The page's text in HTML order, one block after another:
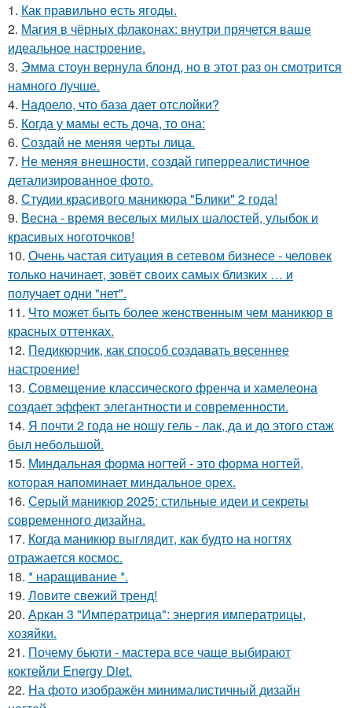
1. Как правильно eсть ягоды.
2. Магия в чёрных флаконах: внутри прячется ваше
идеальное настроение.
3. Эмма стоун вернула блонд, но в этот раз он смотрится
намного лучше.
4. Надоело, что база дает отслойки?
5. Когда у мамы есть доча, то она:
6. Создай не меняя черты лица.
7. Не меняя внешности, создай гиперреалистичное
детализированное фото.
8. Студии красивого маникюра "Блики" 2 года!
9. Весна - время веселых милых шалостей, улыбок и
красивых ноготочков!
10. Очень частая ситуация в сетевом бизнесе - человек
только начинает, зовёт своих самых близких … и
получает одни "нет".
11. Что может быть более женственным чем маникюр в
красных оттенках.
12. Педикюрчик, как способ создавать весеннее
настроение!
13. Совмещение классического френча и хамелеона
создает эффект элегантности и современности.
14. Я почти 2 года не ношу гель - лак, да и до этого стаж
был небольшой.
15. Миндальная форма ногтей - это форма ногтей,
которая напоминает миндальное орех.
16. Серый маникюр 2025: стильные идеи и секреты
современного дизайна.
17. Когда маникюр выглядит, как будто на ногтях
отражается космос.
18. * наращивание *.
19. Ловите свежий тренд!
20. Аркан 3 "Императрица": энергия императрицы,
хозяйки.
21. Почему бьюти - мастера все чаще выбирают
коктейли Energy Diet.
22. На фото изображён минималистичный дизайн